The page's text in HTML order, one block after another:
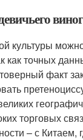
культуры
как точных
факт
торговых
– с Китаем,